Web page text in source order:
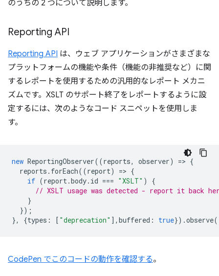
のうちの 2 つについて説明します。
Reporting API
Reporting API は、ウェブ アプリケーションがさまざまな
プラットフォームの機能や条件（機能の非推奨など）に関
するレポートを使用するための汎用的なレポート メカニ
ズムです。XSLT のサポート終了をレポートするように設
定するには、次のようなコード スニペットを使用しま
す。
new ReportingObserver((reports, observer) => {
reports . forEach((report) => {
if (report.body. id === "XSLT" )
{
// XSLT usage was detected - report it back
}
});
},
{types : [ "deprecation" ], buffered : true}).observe
CodePen でこのコードの動作を確認する。